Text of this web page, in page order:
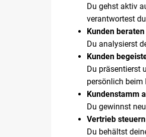
Du gehst aktiv
verantwortest
Kunden beraten
Du analysierst
Kunden
Du präsentierst
persönlich beim
Kundenstamm
Du gewinnst
Vertrieb steuern
Du behältst